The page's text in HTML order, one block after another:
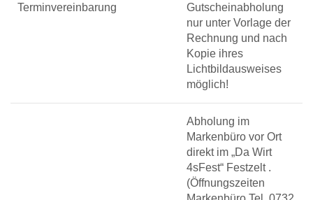
Terminvereinbarung
Gutscheinabholung
nur unter Vorlage der
Rechnung und nach
Kopie ihres
Lichtbildausweises
möglich!
Abholung im
Markenbüro vor Ort
direkt im „Da Wirt
4sFest“ Festzelt .
(Öffnungszeiten